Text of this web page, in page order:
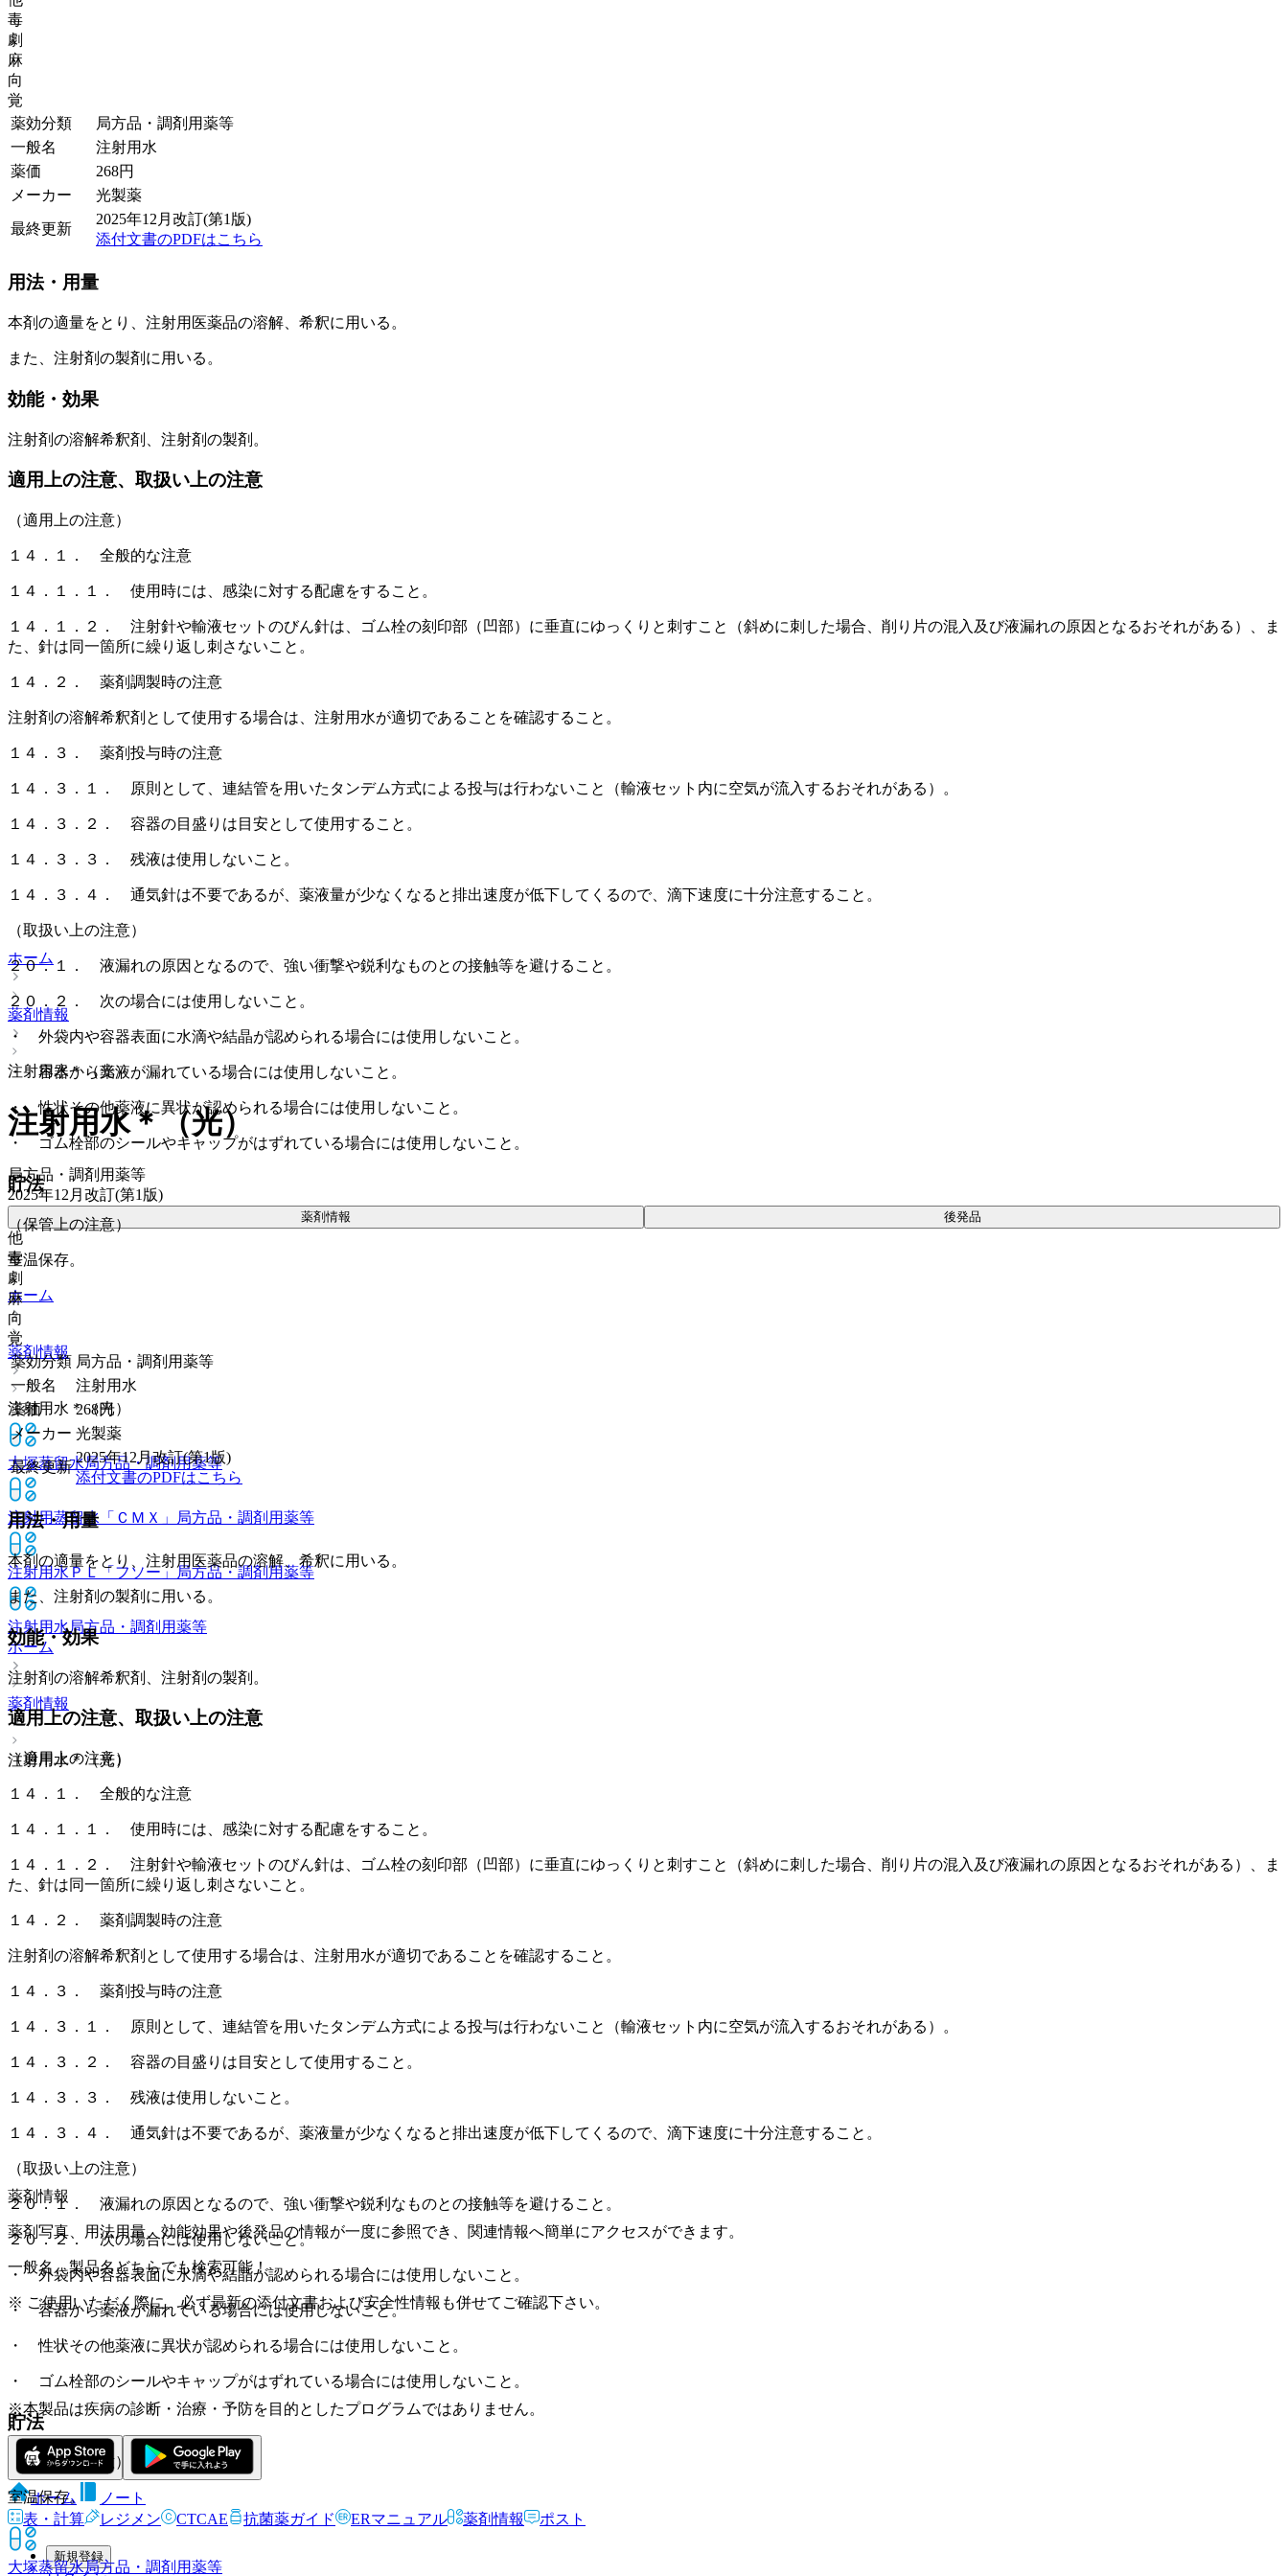
毒
劇
麻
向
覚
薬効分類
局方品・調剤用薬等
一般名
注射用水
薬価
268円
メーカー
光製薬
最終更新
2025年12月改訂(第1版)
添付文書のPDFはこちら
用法・用量
本剤の適量をとり、注射用医薬品の溶解、希釈に用いる。
また、注射剤の製剤に用いる。
効能・効果
注射剤の溶解希釈剤、注射剤の製剤。
適用上の注意、取扱い上の注意
（適用上の注意）
１４．１． 全般的な注意
１４．１．１． 使用時には、感染に対する配慮をすること。
１４．１．２． 注射針や輸液セットのびん針は、ゴム栓の刻印部（凹部）に垂直にゆっくりと刺すこと（斜めに刺した場合、削り片の混入及び液漏れの原因となるおそれがある）、ま
た、針は同一箇所に繰り返し刺さないこと。
１４．２． 薬剤調製時の注意
注射剤の溶解希釈剤として使用する場合は、注射用水が適切であることを確認すること。
１４．３． 薬剤投与時の注意
１４．３．１． 原則として、連結管を用いたタンデム方式による投与は行わないこと（輸液セット内に空気が流入するおそれがある）。
１４．３．２． 容器の目盛りは目安として使用すること。
１４．３．３． 残液は使用しないこと。
１４．３．４． 通気針は不要であるが、薬液量が少なくなると排出速度が低下してくるので、滴下速度に十分注意すること。
（取扱い上の注意）
２０．１． 液漏れの原因となるので、強い衝撃や鋭利なものとの接触等を避けること。
２０．２． 次の場合には使用しないこと。
・ 外袋内や容器表面に水滴や結晶が認められる場合には使用しないこと。
・ 容器から薬液が漏れている場合には使用しないこと。
・ 性状その他薬液に異状が認められる場合には使用しないこと。
・ ゴム栓部のシールやキャップがはずれている場合には使用しないこと。
貯法
（保管上の注意）
室温保存。
ホーム
薬剤情報
注射用水＊（光）
大塚蒸留水局方品・調剤用薬等
注射用蒸留水「ＣＭＸ」 局方品・調剤用薬等
注射用水ＰＬ「フソー」局方品・調剤用薬等
注射用水局方品・調剤用薬等
ホーム
薬剤情報
注射用水＊（光）
ホーム
薬剤情報
注射用水＊（光）
注射用水＊（光）
局方品・調剤用薬等
2025年12月改訂(第1版)
薬剤情報 後発品
他
毒
劇
麻
向
覚
薬効分類 局方品・調剤用薬等
一般名
注射用水
薬価
268円
メーカー 光製薬
最終更新
2025年12月改訂(第1版)
添付文書のPDFはこちら
用法・用量
本剤の適量をとり、注射用医薬品の溶解、希釈に用いる。
また、注射剤の製剤に用いる。
効能・効果
注射剤の溶解希釈剤、注射剤の製剤。
適用上の注意、取扱い上の注意
（適用上の注意）
１４．１． 全般的な注意
１４．１．１． 使用時には、感染に対する配慮をすること。
１４．１．２． 注射針や輸液セットのびん針は、ゴム栓の刻印部（凹部）に垂直にゆっくりと刺すこと（斜めに刺した場合、削り片の混入及び液漏れの原因となるおそれがある）、ま
た、針は同一箇所に繰り返し刺さないこと。
１４．２． 薬剤調製時の注意
注射剤の溶解希釈剤として使用する場合は、注射用水が適切であることを確認すること。
１４．３． 薬剤投与時の注意
１４．３．１． 原則として、連結管を用いたタンデム方式による投与は行わないこと（輸液セット内に空気が流入するおそれがある）。
１４．３．２． 容器の目盛りは目安として使用すること。
１４．３．３． 残液は使用しないこと。
１４．３．４． 通気針は不要であるが、薬液量が少なくなると排出速度が低下してくるので、滴下速度に十分注意すること。
（取扱い上の注意）
２０．１． 液漏れの原因となるので、強い衝撃や鋭利なものとの接触等を避けること。
２０．２． 次の場合には使用しないこと。
・ 外袋内や容器表面に水滴や結晶が認められる場合には使用しないこと。
・ 容器から薬液が漏れている場合には使用しないこと。
・ 性状その他薬液に異状が認められる場合には使用しないこと。
・ ゴム栓部のシールやキャップがはずれている場合には使用しないこと。
貯法
（保管上の注意）
室温保存。
大塚蒸留水局方品・調剤用薬等
薬剤情報
薬剤写真、用法用量、効能効果や後発品の情報が一度に参照でき、関連情報へ簡単にアクセスができます。
一般名、製品名どちらでも検索可能！
※ ご使用いただく際に、必ず最新の添付文書および安全性情報も併せてご確認下さい。
※本製品は疾病の診断・治療・予防を目的としたプログラムではありません。
ホーム
ノート
表・計算
レジメン CTCAE 抗菌薬ガイド ERマニュアル 薬剤情報 ポスト
新規登録